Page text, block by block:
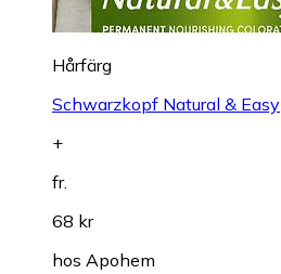
Hårfärg
Schwarzkopf Natural & Easy
+
fr.
68 kr
hos Apohem